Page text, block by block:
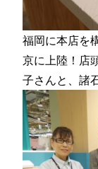
福岡に本店を
京に上陸！店
子さんと、諸